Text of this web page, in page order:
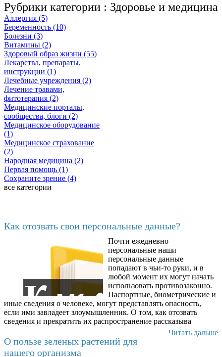
Рубрики категории : Здоровье и медицина
Аллергия (5)
Беременность (10)
Болезни (3)
Витамины (2)
Здоровый образ жизни (55)
Лекарства, препараты,
инструкции (1)
Лечебные учреждения (2)
Лечение травами,
фитотерапия (2)
Медицинские порталы,
сообщества, блоги (2)
Медицинское оборудование
(1)
Медицинское страхование
(2)
Народная медицина (2)
Первая помощь (1)
Сохраните зрение (4)
все категории
Как отозвать свои персональные данные?
Почти ежедневно
персональные наши
персональные данные
попадают в чьи-то руки, и в
любой момент их могут начать
использовать противозаконно.
Паспортные, биометрические и
иные сведения о человеке, могут представлять опасность,
если ими завладеет злоумышленник. О том, как отозвать
сведения и прекратить их распространение рассказыва
Читать дальше
О пользе зеленых растений для
нашего организма